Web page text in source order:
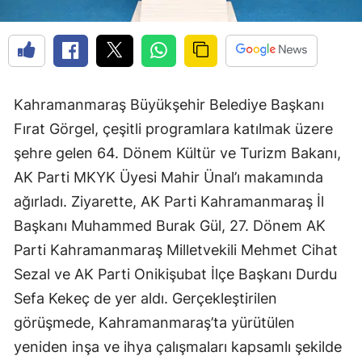
Kahramanmaraş Büyükşehir Belediye Başkanı
Fırat Görgel, çeşitli programlara katılmak üzere
şehre gelen 64. Dönem Kültür ve Turizm Bakanı,
AK Parti MKYK Üyesi Mahir Ünal’ı makamında
ağırladı. Ziyarette, AK Parti Kahramanmaraş İl
Başkanı Muhammed Burak Gül, 27. Dönem AK
Parti Kahramanmaraş Milletvekili Mehmet Cihat
Sezal ve AK Parti Onikişubat İlçe Başkanı Durdu
Sefa Kekeç de yer aldı. Gerçekleştirilen
görüşmede, Kahramanmaraş’ta yürütülen
yeniden inşa ve ihya çalışmaları kapsamlı şekilde